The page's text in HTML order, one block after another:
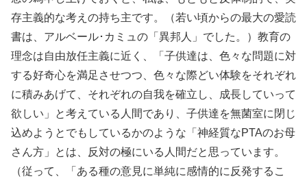
存主義的な考えの持ち主です。（若い頃からの最大の愛読
書は、アルベール･カミュの「異邦人」でした。）教育の
理念は自由放任主義に近く、「子供達は、色々な問題に対
する好奇心を満足させつつ、色々な際どい体験をそれぞれ
に積みあげて、それぞれの自我を確立し、成長していって
欲しい」と考えている人間であり、子供達を無菌室に閉じ
込めようとでもしているかのような「神経質なPTAのお母
さん方」とは、反対の極にいる人間だと思っています。
（従って、「ある種の意見に単純に感情的に反発するこ